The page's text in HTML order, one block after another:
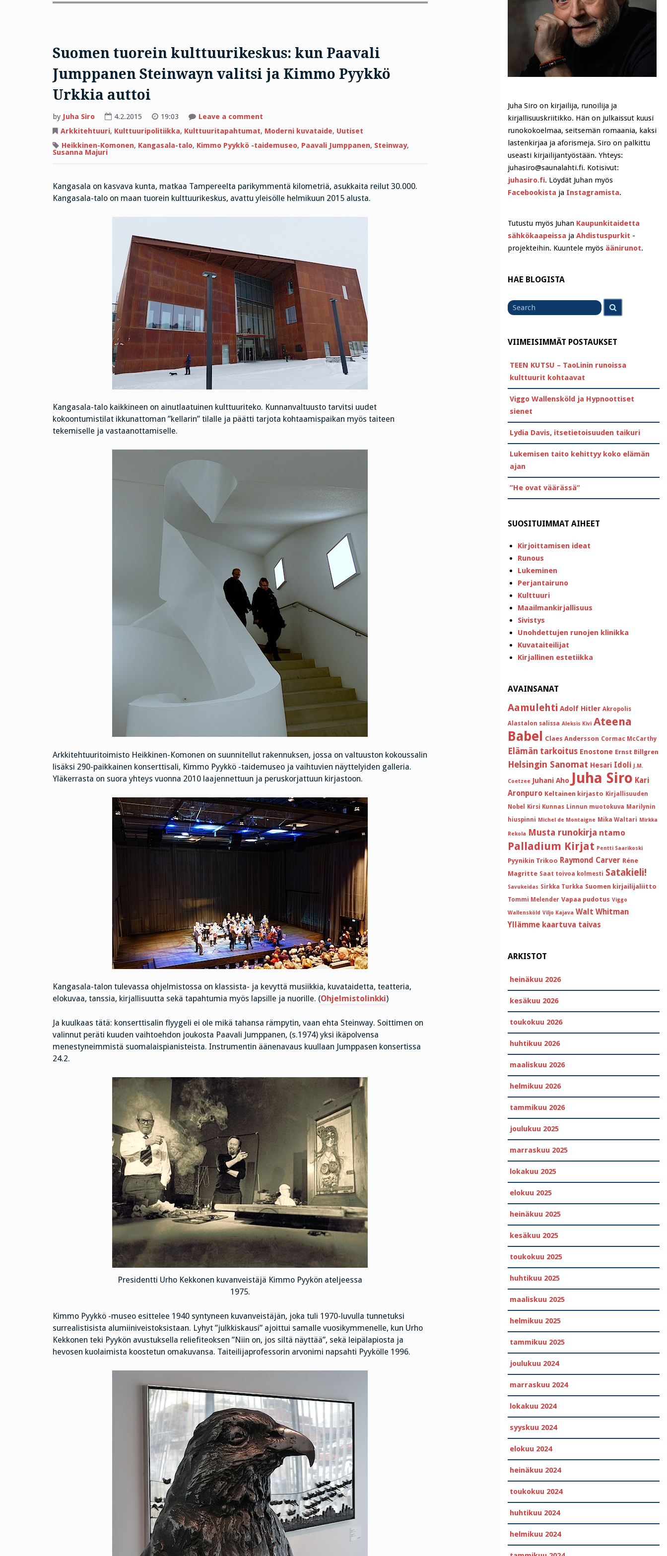
Suomen tuorein kulttuurikeskus: kun Paavali
Jumppanen Steinwayn valitsi ja Kimmo Pyykkö
Urkkia auttoi
by Juha Siro 4.2.2015 19:03 Leave a commenton
tuorein
kun
Paavali
Kimmo
Urkkia
Arkkitehtuuri, Kulttuuripolitiikka, Kulttuuritapahtumat, Moderni kuvataide, Uutiset
Heikkinen-Komonen, Kangasala-talo, Kimmo Pyykkö -taidemuseo, Paavali Jumppanen, Steinway,
Susanna Majuri
Kangasala on kasvava kunta, matkaa Tampereelta parikymmentä kilometriä, asukkaita reilut 30.000.
Kangasala-talo on maan tuorein kulttuurikeskus, avattu yleisölle helmikuun 2015 alusta.
Kangasala-talo kaikkineen on ainutlaatuinen kulttuuriteko. Kunnanvaltuusto tarvitsi uudet
kokoontumistilat ikkunattoman ”kellarin” tilalle ja päätti tarjota kohtaamispaikan myös taiteen
tekemiselle ja vastaanottamiselle.
Arkkitehtuuritoimisto Heikkinen-Komonen on suunnitellut rakennuksen, jossa on valtuuston kokoussalin
lisäksi 290-paikkainen konserttisali, Kimmo Pyykkö -taidemuseo ja vaihtuvien näyttelyiden galleria.
Yläkerrasta on suora yhteys vuonna 2010 laajennettuun ja peruskorjattuun kirjastoon.
Kangasala-talon tulevassa ohjelmistossa on klassista- ja kevyttä musiikkia, kuvataidetta, teatteria,
elokuvaa, tanssia, kirjallisuutta sekä tapahtumia myös lapsille ja nuorille. (Ohjelmistolinkki)
Ja kuulkaas tätä: konserttisalin flyygeli ei ole mikä tahansa rämpytin, vaan ehta Steinway. Soittimen on
valinnut peräti kuuden vaihtoehdon joukosta Paavali Jumppanen, (s.1974) yksi ikäpolvensa
menestyneimmistä suomalaispianisteista. Instrumentin äänenavaus kuullaan Jumppasen konsertissa
24.2.
Presidentti Urho Kekkonen kuvanveistäjä Kimmo Pyykön ateljeessa
1975.
Kimmo Pyykkö -museo esittelee 1940 syntyneen kuvanveistäjän, joka tuli 1970-luvulla tunnetuksi
surrealistisista alumiiniveistoksistaan. Lyhyt ”julkkiskausi” ajoittui samalle vuosikymmenelle, kun Urho
Kekkonen teki Pyykön avustuksella reliefiteoksen ”Niin on, jos siltä näyttää”, sekä leipälapiosta ja
hevosen kuolaimista koostetun omakuvansa. Taiteilijaprofessorin arvonimi napsahti Pyykölle 1996.
Juha Siro on kirjailija, runoilija ja
kirjallisuuskriitikko. Hän on julkaissut kuusi
runokokoelmaa, seitsemän romaania, kaksi
lastenkirjaa ja aforismeja. Siro on palkittu
useasti kirjailijantyöstään. Yhteys:
juhasiro@saunalahti.fi. Kotisivut:
juhasiro.fi. Löydät Juhan myös
Facebookista ja Instagramista.
Tutustu myös Juhan Kaupunkitaidetta
sähkökaapeissa ja Ahdistuspurkit -
projekteihin. Kuuntele myös äänirunot.
HAE BLOGISTA
for
VIIMEISIMMÄT POSTAUKSET
TEEN KUTSU – TaoLinin runoissa
kulttuurit kohtaavat
Viggo Wallensköld ja Hypnoottiset
sienet
Lydia Davis, itsetietoisuuden taikuri
Lukemisen taito kehittyy koko elämän
ajan
”He ovat väärässä”
SUOSITUIMMAT AIHEET
Kirjoittamisen ideat
Runous
Lukeminen
Perjantairuno
Kulttuuri
Maailmankirjallisuus
Sivistys
Unohdettujen runojen klinikka
Kuvataiteilijat
Kirjallinen estetiikka
AVAINSANAT
Aamulehti Adolf Hitler Akropolis
Alastalon salissa Aleksis Kivi Ateena
Babel Claes Andersson Cormac McCarthy
Elämän tarkoitus Enostone Ernst Billgren
Helsingin Sanomat Hesari Idoli J.M.
Coetzee Juhani Aho Juha Siro Kari
Aronpuro Keltainen kirjasto Kirjallisuuden
Nobel
Kirsi Kunnas Linnun muotokuva Marilynin
hiuspinni Michel de Montaigne Mika Waltari Mirkka
Rekola Musta runokirja ntamo
Palladium Kirjat Pentti Saarikoski
Pyynikin Trikoo Raymond Carver Réne
Magritte Saat toivoa kolmesti Satakieli!
Savukeidas Sirkka Turkka Suomen kirjailijaliitto
Tommi Melender Vapaa pudotus Viggo
Wallensköld Viljo Kajava Walt Whitman
Yllämme kaartuva taivas
ARKISTOT
heinäkuu 2026
kesäkuu 2026
toukokuu 2026
huhtikuu 2026
maaliskuu 2026
helmikuu 2026
tammikuu 2026
joulukuu 2025
marraskuu 2025
lokakuu 2025
elokuu 2025
heinäkuu 2025
kesäkuu 2025
toukokuu 2025
huhtikuu 2025
maaliskuu 2025
helmikuu 2025
tammikuu 2025
joulukuu 2024
marraskuu 2024
lokakuu 2024
syyskuu 2024
elokuu 2024
heinäkuu 2024
toukokuu 2024
huhtikuu 2024
helmikuu 2024